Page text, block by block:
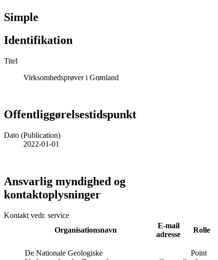
Simple
Identifikation
Titel
Virksomhedsprøver i Grønland
Offentliggørelsestidspunkt
Dato (Publication)
2022-01-01
Ansvarlig myndighed og
kontaktoplysninger
Kontakt vedr. service
Organisationsnavn
E-mail
adresse
Rolle
De Nationale Geologiske
Point